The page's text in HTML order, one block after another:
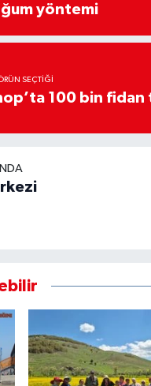
yöntemi
SEÇTIĞI
100 bin